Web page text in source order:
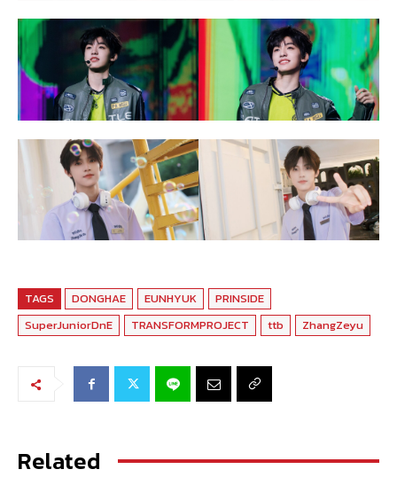
TAGS DONGHAE EUNHYUK
PRINSIDE
SuperJuniorDnE
TRANSFORMPROJECT ttb ZhangZeyu
Related